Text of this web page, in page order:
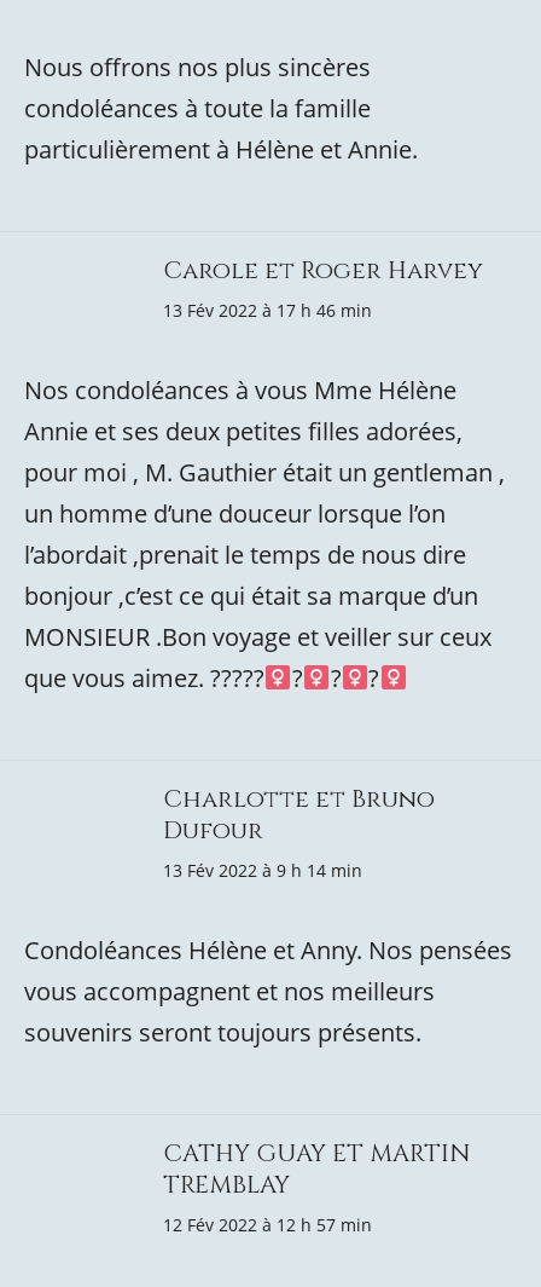
Nous offrons nos plus sincères
condoléances à toute la famille
particulièrement à Hélène et Annie.
Carole et Roger Harvey
13 Fév 2022 à 17 h 46 min
Nos condoléances à vous Mme Hélène
Annie et ses deux petites filles adorées,
pour moi , M. Gauthier était un gentleman ,
un homme d’une douceur lorsque l’on
l’abordait ,prenait le temps de nous dire
bonjour ,c’est ce qui était sa marque d’un
MONSIEUR .Bon voyage et veiller sur ceux
que vous aimez. ?????‍
?‍ ?‍ ?‍
Charlotte et Bruno
Dufour
13 Fév 2022 à 9 h 14 min
Condoléances Hélène et Anny. Nos pensées
vous accompagnent et nos meilleurs
souvenirs seront toujours présents.
CATHY GUAY ET MARTIN
TREMBLAY
12 Fév 2022 à 12 h 57 min